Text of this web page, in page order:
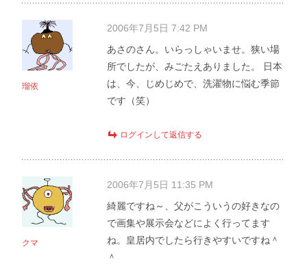
瑠依
2006年7月5日 7:42 PM
あさのさん。いらっしゃいませ。狭い場
所でしたが、みごたえありました。 日本
は、今、じめじめで、洗濯物に悩む季節
です（笑）
ログインして返信する
クマ
2006年7月5日 11:35 PM
綺麗ですね～、父がこういうの好きなの
で画集や展示会などによく行ってます
ね。皇居内でしたら行きやすいですね＾
＾